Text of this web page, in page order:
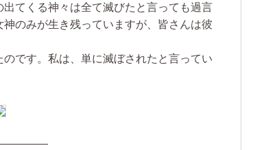
てくる神々は全て滅びたと言っても過言
のみが生き残っていますが、皆さんは彼
です。私は、単に滅ぼされたと言ってい